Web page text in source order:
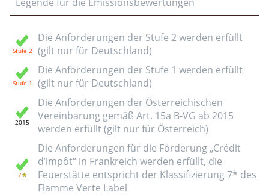
Die Anforderungen der Stufe 2 werden erfüllt
(gilt nur für Deutschland)
Die Anforderungen der Stufe 1 werden erfüllt
(gilt nur für Deutschland)
Die Anforderungen der Österreichischen
Vereinbarung gemäß Art. 15a B-VG ab 2015
werden erfüllt (gilt nur für Österreich)
Die Anforderungen für die Förderung „Crédit
d’impôt“ in Frankreich werden erfüllt, die
Feuerstätte entspricht der Klassifizierung 7* des
Flamme Verte Label